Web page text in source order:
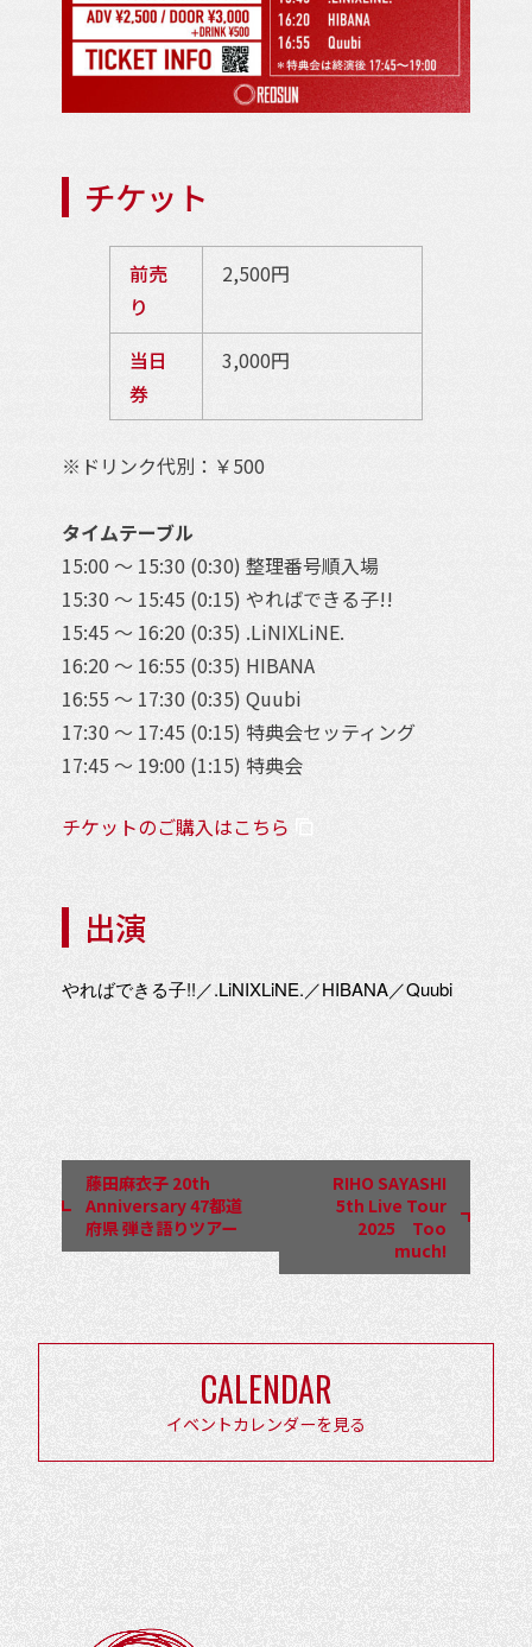
チケット
前売
り
2,500円
当日
券
3,000円
※ドリンク代別：￥500
タイムテーブル
15:00 ～ 15:30 (0:30) 整理番号順入場
15:30 ～ 15:45 (0:15) やればできる子!!
15:45 ～ 16:20 (0:35) .LiNIXLiNE.
16:20 ～ 16:55 (0:35) HIBANA
16:55 ～ 17:30 (0:35) Quubi
17:30 ～ 17:45 (0:15) 特典会セッティング
17:45 ～ 19:00 (1:15) 特典会
チケットのご購入はこちら
出演
やればできる子!!／.LiNIXLiNE.／HIBANA／Quubi
ン
ト
ナ
ー
ン
藤田麻衣子 20th
Anniversary 47都道
府県 弾き語りツアー
RIHO SAYASHI
5th Live Tour
2025 Too
much!
CALENDAR
イベントカレンダーを見る